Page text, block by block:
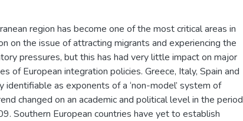
region has become one of the most critical areas in
on the issue of attracting migrants and experiencing the
pressures, but this has had very little impact on major
of European integration policies. Greece, Italy, Spain and
identifiable as exponents of a ‘non-model’ system of
changed on an academic and political level in the period
Southern European countries have yet to establish